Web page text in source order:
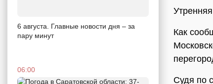
6 августа. Главные новости дня – за
пару минут
06:00
Как
Судя по